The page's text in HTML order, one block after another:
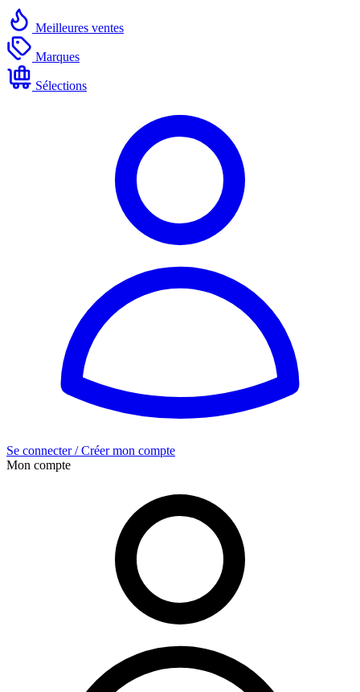
Meilleures ventes
Marques
Sélections
Se connecter / Créer mon compte
Mon compte